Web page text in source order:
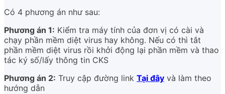
Có 4 phương án như sau:
Phương án 1: Kiểm tra máy tính của đơn vị có cài và
chạy phần mềm diệt virus hay không. Nếu có thì tắt
phần mềm diệt virus rồi khởi động lại phần mềm và thao
tác ký số/lấy thông tin CKS
Phương án 2: Truy cập đường link Tại đây và làm theo
hướng dẫn